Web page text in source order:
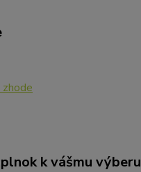
k vášmu výberu